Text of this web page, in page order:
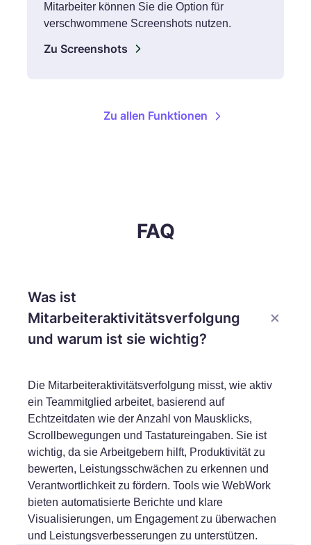
Mitarbeiter können Sie die Option für
verschwommene Screenshots nutzen.
Zu Screenshots
Zu allen Funktionen
FAQ
Was ist
Mitarbeiteraktivitätsverfolgung
und warum ist sie wichtig?
Die Mitarbeiteraktivitätsverfolgung misst, wie aktiv
ein Teammitglied arbeitet, basierend auf
Echtzeitdaten wie der Anzahl von Mausklicks,
Scrollbewegungen und Tastatureingaben. Sie ist
wichtig, da sie Arbeitgebern hilft, Produktivität zu
bewerten, Leistungsschwächen zu erkennen und
Verantwortlichkeit zu fördern. Tools wie WebWork
bieten automatisierte Berichte und klare
Visualisierungen, um Engagement zu überwachen
und Leistungsverbesserungen zu unterstützen.